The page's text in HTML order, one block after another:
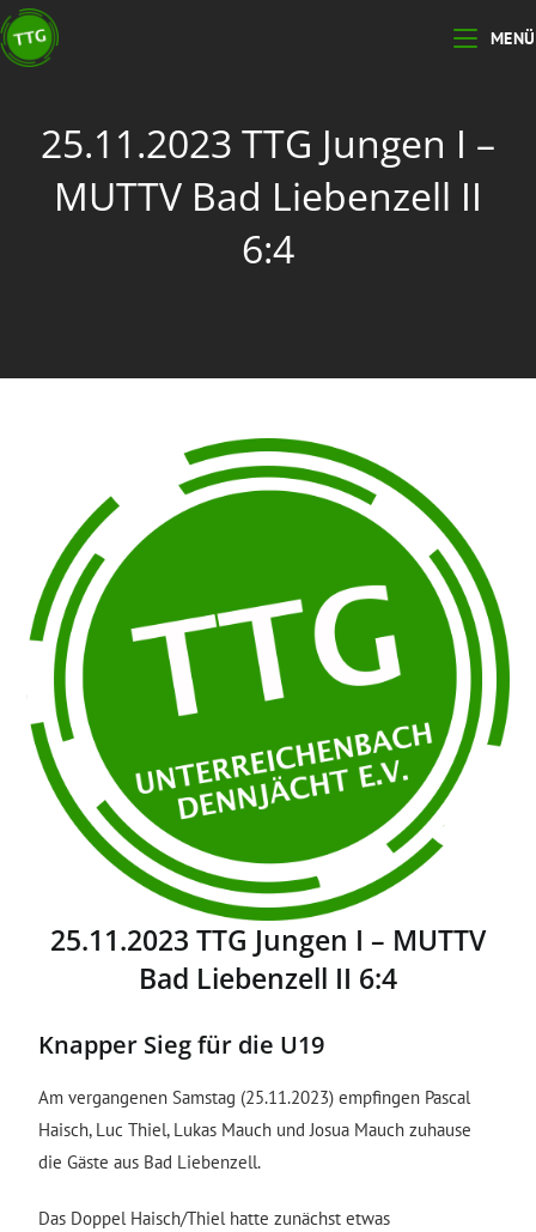
MENÜ
25.11.2023 TTG Jungen I –
MUTTV Bad Liebenzell II
6:4
25.11.2023 TTG Jungen I – MUTTV
Bad Liebenzell II 6:4
Knapper Sieg für die U19
Am vergangenen Samstag (25.11.2023) empfingen Pascal
Haisch, Luc Thiel, Lukas Mauch und Josua Mauch zuhause
die Gäste aus Bad Liebenzell.
Das Doppel Haisch/Thiel hatte zunächst etwas